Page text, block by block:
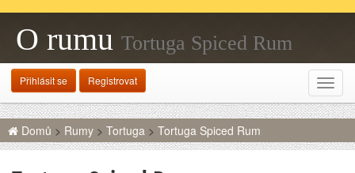
O rumu Tortuga Spiced Rum
Přihlásit se Registrovat
Domů > Rumy > Tortuga > Tortuga Spiced Rum